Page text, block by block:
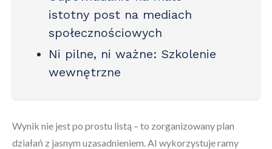
istotny post na mediach
społecznościowych
Ni pilne, ni ważne: Szkolenie
wewnętrzne
Wynik nie jest po prostu listą – to zorganizowany plan
działań z jasnym uzasadnieniem. AI wykorzystuje ramy